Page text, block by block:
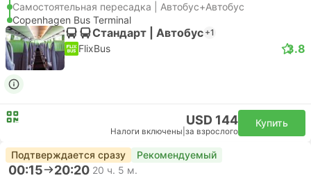
Самостоятельная пересадка | Автобус+Автобус
Copenhagen Bus Terminal
Стандарт | Автобус +1
FlixBus 3.8
USD 144
Налоги включены за взрослого
Купить
Подтверждается сразу Рекомендуемый
00:15 20:20 20 ч. 5 м.